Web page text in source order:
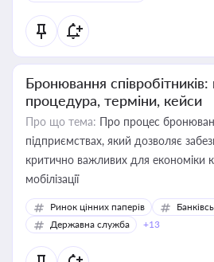
Бронювання співробітників:
процедура, терміни, кейси
Про що тема: Про процес
підприємствах, який дозволяє
критично важливих для економіки
мобілізації
Ринок цінних паперів
Державна служба
+13